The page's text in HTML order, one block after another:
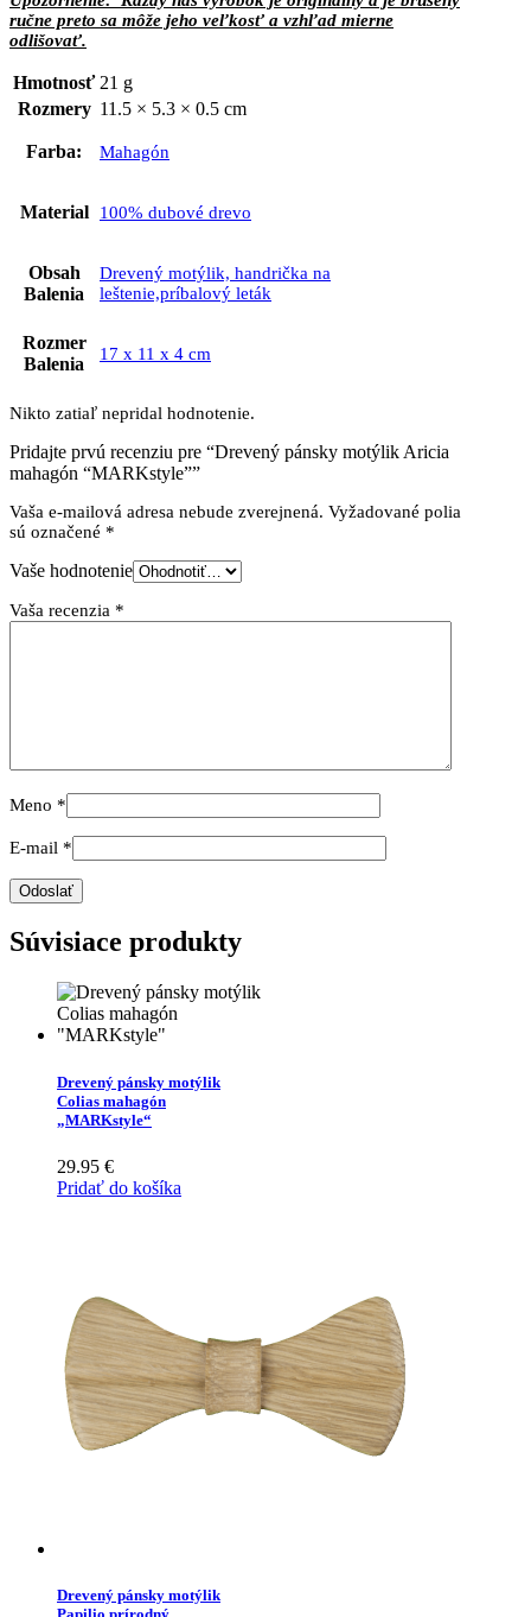
ručne preto sa môže jeho veľkosť a vzhľad mierne
odlišovať.
Hmotnosť 21 g
Rozmery 11.5 × 5.3 × 0.5 cm
Farba: Mahagón
Material 100% dubové drevo
Obsah
Balenia
Drevený motýlik, handrička na
leštenie,príbalový leták
Rozmer
Balenia
17 x 11 x 4 cm
Nikto zatiaľ nepridal hodnotenie.
Pridajte prvú recenziu pre “Drevený pánsky motýlik Aricia
mahagón “MARKstyle””
Vaša e-mailová adresa nebude zverejnená. Vyžadované polia
sú označené *
Vaše hodnotenie
Vaša recenzia *
Meno *
E-mail *
Súvisiace produkty
Drevený pánsky motýlik
Colias mahagón
„MARKstyle“
29.95 €
Pridať do košíka
Drevený pánsky motýlik